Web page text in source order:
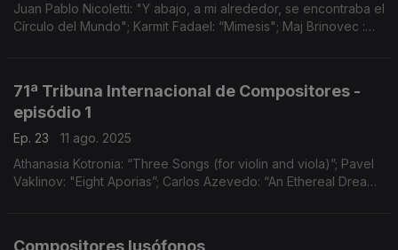
Juan Pablo Nicoletti: "Y abajo, a mi alrededor, se encontraba el
Círculo del Mundo"; Karmit Fadael: “Mimesis"; Maj Brinovec :
71ª Tribuna Internacional de Compositores -
episódio 1
Ep. 23
11 ago. 2025
Athanasia Kotronia: “Three Songs (for violin and viola)”; Pavel
Vaklinov: "Eight Aporias”; Carlos Azevedo: “An Ethereal Dream”;
Compositores lusófonos